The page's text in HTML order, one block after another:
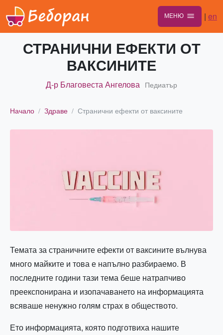
МЕНЮ | en
СТРАНИЧНИ ЕФЕКТИ ОТ
ВАКСИНИТЕ
Д-р Благовеста Ангелова Педиатър
Начало Здраве Странични ефекти от ваксините
Темата за страничните ефекти от ваксините вълнува
много майките и това е напълно разбираемо. В
последните години тази тема беше натрапчиво
преекспонирана и изопачаването на информацията
всяваше ненужно голям страх в обществото.
Ето информацията, която подготвиха нашите